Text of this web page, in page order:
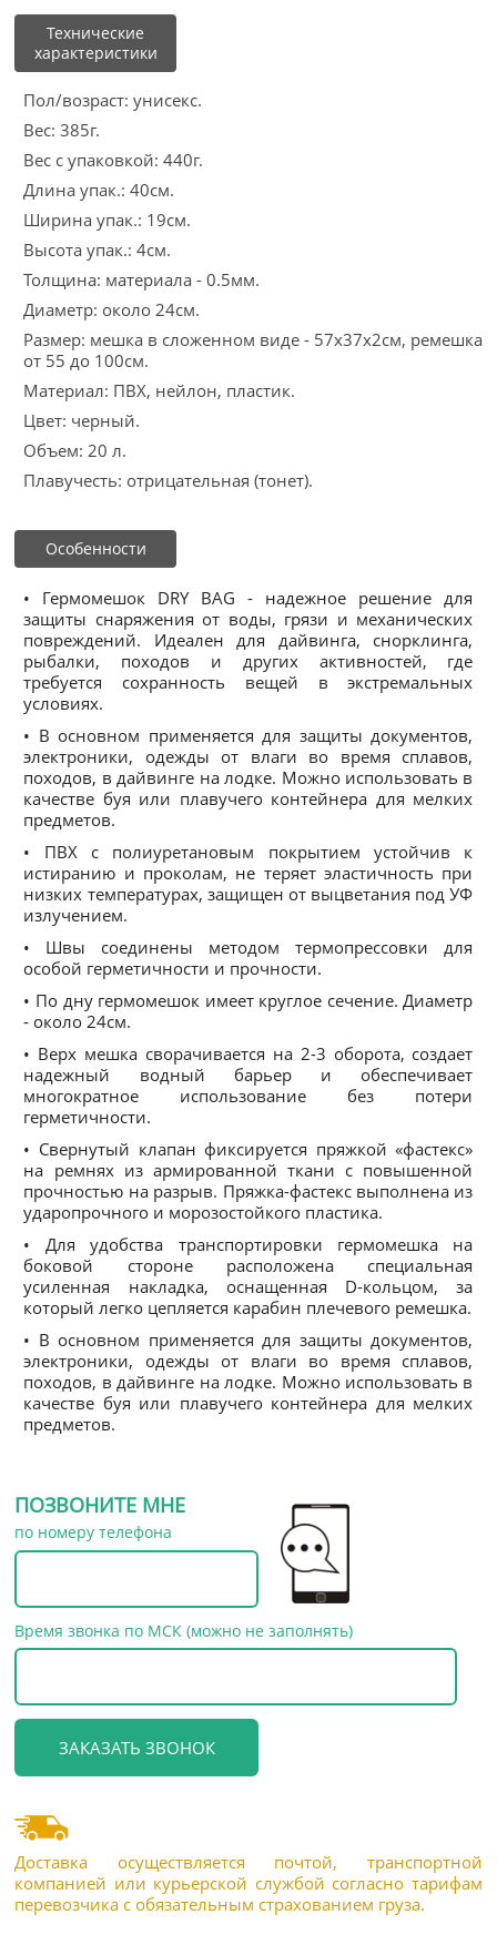
Технические
характеристики
Пол/возраст: унисекс.
Вес: 385г.
Вес с упаковкой: 440г.
Длина упак.: 40см.
Ширина упак.: 19см.
Высота упак.: 4см.
Толщина: материала - 0.5мм.
Диаметр: около 24см.
Размер: мешка в сложенном виде - 57х37х2см, ремешка
от 55 до 100см.
Материал: ПВХ, нейлон, пластик.
Цвет: черный.
Объем: 20 л.
Плавучесть: отрицательная (тонет).
Особенности
• Гермомешок DRY BAG - надежное решение для
защиты снаряжения от воды, грязи и механических
повреждений. Идеален для дайвинга, снорклинга,
рыбалки, походов и других активностей, где
требуется сохранность вещей в экстремальных
условиях.
• В основном применяется для защиты документов,
электроники, одежды от влаги во время сплавов,
походов, в дайвинге на лодке. Можно использовать в
качестве буя или плавучего контейнера для мелких
предметов.
• ПВХ с полиуретановым покрытием устойчив к
истиранию и проколам, не теряет эластичность при
низких температурах, защищен от выцветания под УФ
излучением.
• Швы соединены методом термопрессовки для
особой герметичности и прочности.
• По дну гермомешок имеет круглое сечение. Диаметр
- около 24см.
• Верх мешка сворачивается на 2-3 оборота, создает
надежный водный барьер и обеспечивает
многократное использование без потери
герметичности.
• Свернутый клапан фиксируется пряжкой «фастекс»
на ремнях из армированной ткани с повышенной
прочностью на разрыв. Пряжка-фастекс выполнена из
ударопрочного и морозостойкого пластика.
• Для удобства транспортировки гермомешка на
боковой стороне расположена специальная
усиленная накладка, оснащенная D-кольцом, за
который легко цепляется карабин плечевого ремешка.
• В основном применяется для защиты документов,
электроники, одежды от влаги во время сплавов,
походов, в дайвинге на лодке. Можно использовать в
качестве буя или плавучего контейнера для мелких
предметов.
ПОЗВОНИТЕ МНЕ
по номеру телефона
Время звонка по МСК (можно не заполнять)
Доставка осуществляется почтой, транспортной
компанией или курьерской службой согласно тарифам
перевозчика с обязательным страхованием груза.